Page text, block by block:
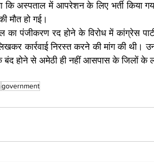
कि अस्पताल में आपरेशन के लिए भर्ती किया
मौत हो गई।
का पंजीकरण रद होने के विरोध में कांग्रेस
कार्रवाई निरस्त करने की मांग की
होने से अमेठी ही नहीं आसपास के जिलों के
government